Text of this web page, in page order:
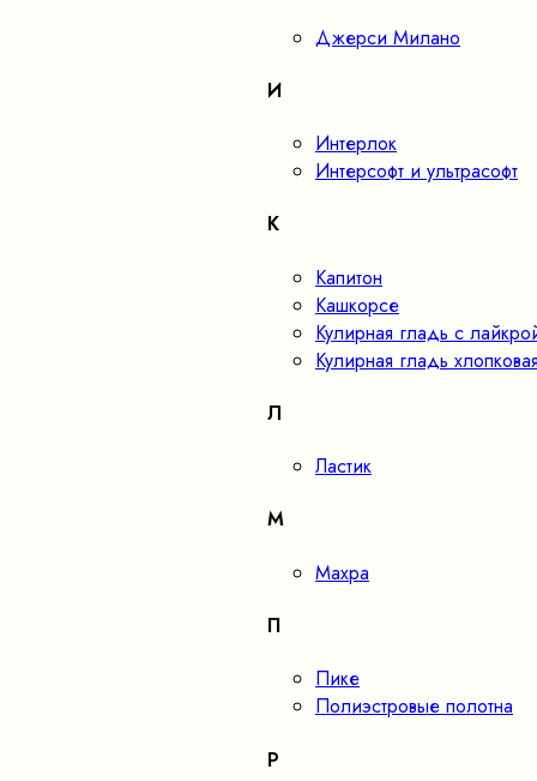
Джерси Милано
И
Интерлок
Интерсофт и ультрасофт
К
Капитон
Кашкорсе
Кулирная гладь с
Кулирная гладь
Л
Ластик
М
Махра
П
Пике
Полиэстровые полотна
Р